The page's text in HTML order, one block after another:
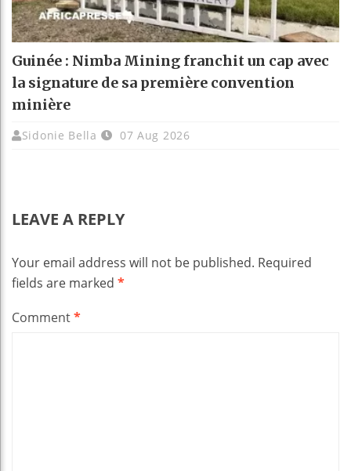
Guinée : Nimba Mining franchit un cap avec
la signature de sa première convention
minière
Sidonie Bella 07 Aug 2026
LEAVE A REPLY
Your email address will not be published. Required
fields are marked *
Comment*